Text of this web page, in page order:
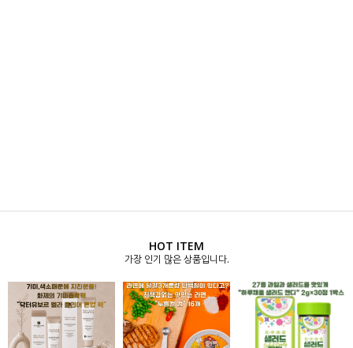
HOT ITEM
가장 인기 많은 상품입니다.